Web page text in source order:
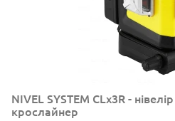
NIVEL SYSTEM CLx3R -
крослайнер